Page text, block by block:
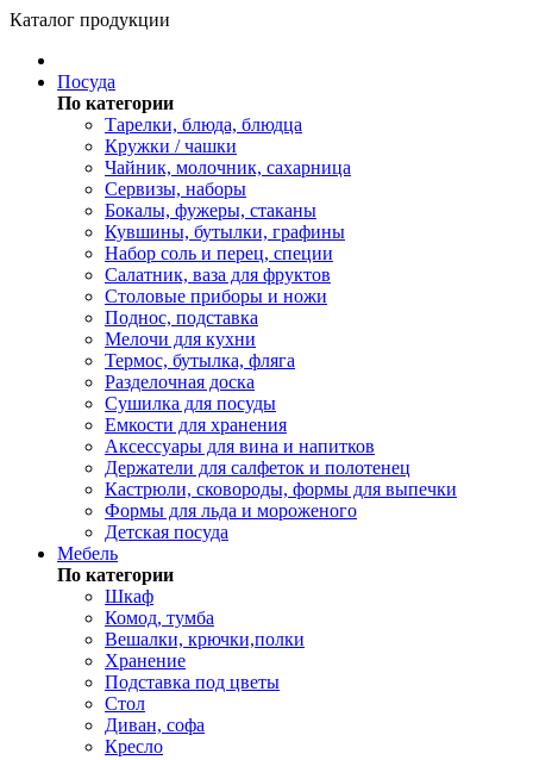
Каталог продукции
Посуда
По категории
Тарелки, блюда, блюдца
Кружки / чашки
Чайник, молочник, сахарница
Сервизы, наборы
Бокалы, фужеры, стаканы
Кувшины, бутылки, графины
Набор соль и перец, специи
Салатник, ваза для фруктов
Столовые приборы и ножи
Поднос, подставка
Мелочи для кухни
Термос, бутылка, фляга
Разделочная доска
Сушилка для посуды
Емкости для хранения
Аксессуары для вина и напитков
Держатели для салфеток и полотенец
Кастрюли, сковороды, формы для выпечки
Формы для льда и мороженого
Детская посуда
Мебель
По категории
Шкаф
Комод, тумба
Вешалки, крючки,полки
Хранение
Подставка под цветы
Стол
Диван, софа
Кресло